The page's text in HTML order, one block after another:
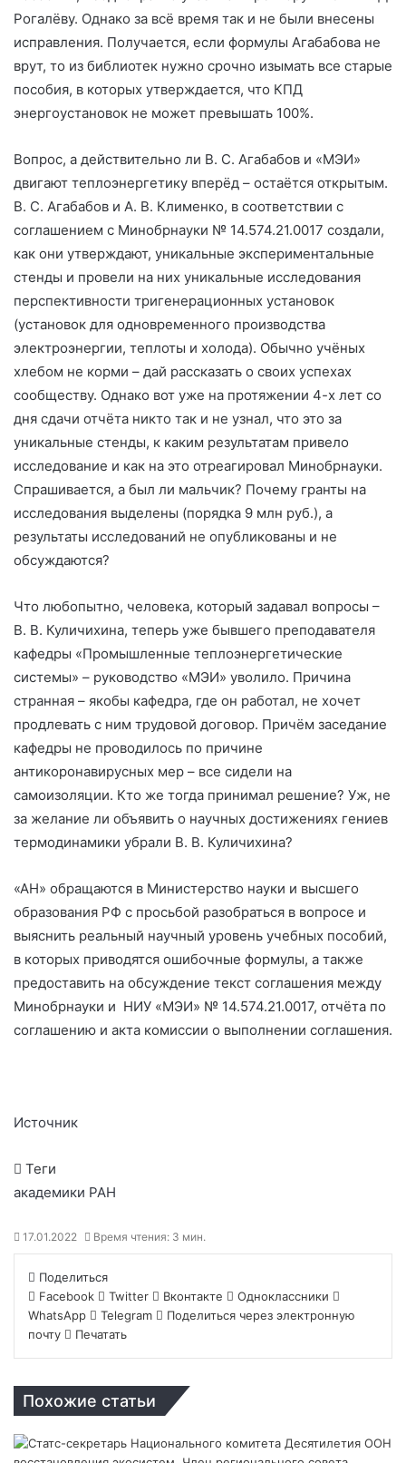
Рогалёву. Однако за всё время так и не были внесены
исправления. Получается, если формулы Агабабова не
врут, то из библиотек нужно срочно изымать все старые
пособия, в которых утверждается, что КПД
энергоустановок не может превышать 100%.
Вопрос, а действительно ли В. С. Агабабов и «МЭИ»
двигают теплоэнергетику вперёд – остаётся открытым.
В. С. Агабабов и А. В. Клименко, в соответствии с
соглашением с Минобрнауки № 14.574.21.0017 создали,
как они утверждают, уникальные экспериментальные
стенды и провели на них уникальные исследования
перспективности тригенерационных установок
(установок для одновременного производства
электроэнергии, теплоты и холода). Обычно учёных
хлебом не корми – дай рассказать о своих успехах
сообществу. Однако вот уже на протяжении 4-х лет со
дня сдачи отчёта никто так и не узнал, что это за
уникальные стенды, к каким результатам привело
исследование и как на это отреагировал Минобрнауки.
Спрашивается, а был ли мальчик? Почему гранты на
исследования выделены (порядка 9 млн руб.), а
результаты исследований не опубликованы и не
обсуждаются?
Что любопытно, человека, который задавал вопросы –
В. В. Куличихина, теперь уже бывшего преподавателя
кафедры «Промышленные теплоэнергетические
системы» – руководство «МЭИ» уволило. Причина
странная – якобы кафедра, где он работал, не хочет
продлевать с ним трудовой договор. Причём заседание
кафедры не проводилось по причине
антикоронавирусных мер – все сидели на
самоизоляции. Кто же тогда принимал решение? Уж, не
за желание ли объявить о научных достижениях гениев
термодинамики убрали В. В. Куличихина?
«АН» обращаются в Министерство науки и высшего
образования РФ с просьбой разобраться в вопросе и
выяснить реальный научный уровень учебных пособий,
в которых приводятся ошибочные формулы, а также
предоставить на обсуждение текст соглашения между
Минобрнауки и НИУ «МЭИ» № 14.574.21.0017, отчёта по
соглашению и акта комиссии о выполнении соглашения.
Источник
Теги
академики РАН
17.01.2022 Время чтения: 3 мин.
Поделиться
Facebook
Twitter Вконтакте
Одноклассники
WhatsApp
Telegram
Поделиться через электронную
почту
Печатать
Похожие статьи